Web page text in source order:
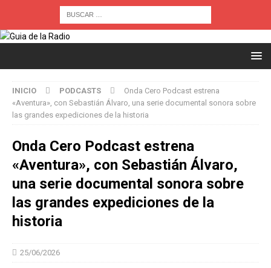
INICIO PODCASTS
Onda Cero Podcast estrena
«Aventura», con Sebastián Álvaro, una serie documental sonora sobre
las grandes expediciones de la historia
Onda Cero Podcast estrena
«Aventura», con Sebastián Álvaro,
una serie documental sonora sobre
las grandes expediciones de la
historia
25/06/2026